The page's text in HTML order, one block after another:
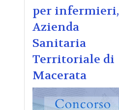
per infermieri,
Azienda
Sanitaria
Territoriale di
Macerata